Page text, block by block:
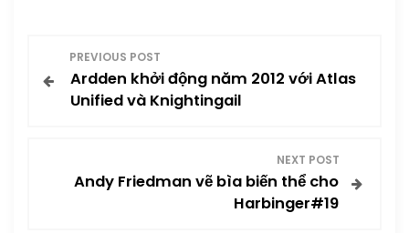
o
PREVIOUS POST
Ardden khởi động năm 2012 với Atlas
Unified và Knightingail
NEXT POST
Andy Friedman vẽ bìa biến thể cho
Harbinger#19